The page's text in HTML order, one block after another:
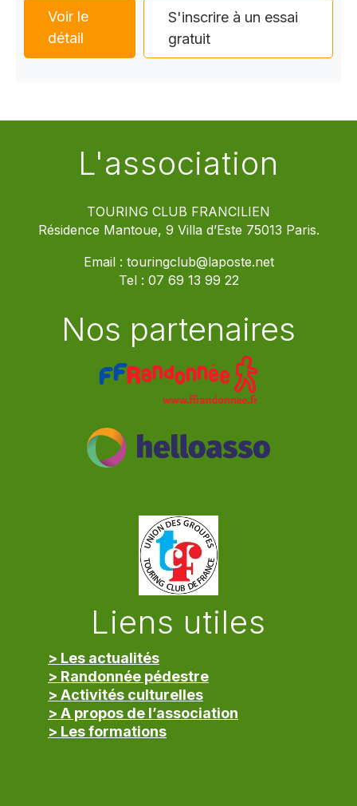
Voir le
détail
S'inscrire à un essai
gratuit
L'association
TOURING CLUB FRANCILIEN
Résidence Mantoue, 9 Villa d’Este 75013 Paris.
Email : touringclub@laposte.net
Tel : 07 69 13 99 22
Nos partenaires
Liens utiles
> Les actualités
> Randonnée pédestre
> Activités culturelles
> A propos de l’association
> Les formations